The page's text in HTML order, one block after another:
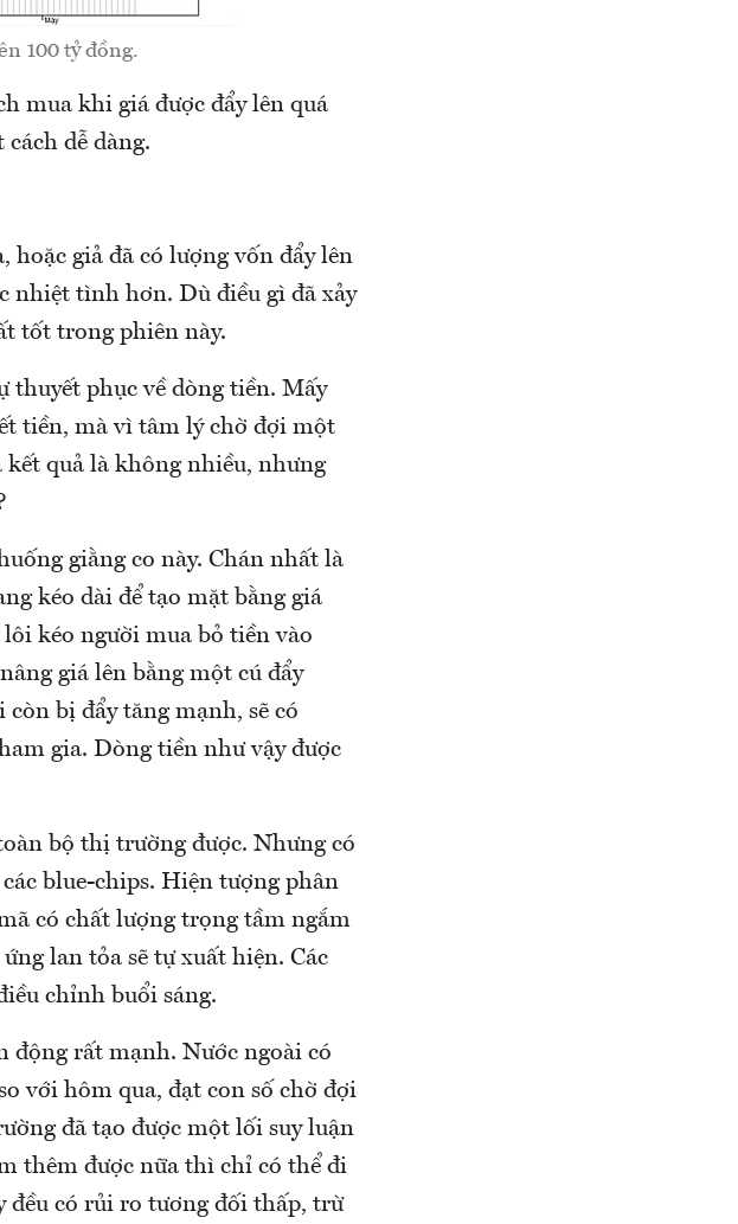
100 tỷ đồng.
mua khi giá được đẩy lên quá
dễ dàng.
hoặc giả đã có lượng vốn đẩy lên
nhiệt tình hơn. Dù điều gì đã xảy
tốt trong phiên này.
thuyết phục về dòng tiền. Mấy
tiền, mà vì tâm lý chờ đợi một
quả là không nhiều, nhưng
giằng co này. Chán nhất là
kéo dài để tạo mặt bằng giá
kéo người mua bỏ tiền vào
giá lên bằng một cú đẩy
bị đẩy tăng mạnh, sẽ có
gia. Dòng tiền như vậy được
bộ thị trường được. Nhưng có
blue-chips. Hiện tượng phân
có chất lượng trọng tầm ngắm
lan tỏa sẽ tự xuất hiện. Các
chỉnh buổi sáng.
động rất mạnh. Nước ngoài có
với hôm qua, đạt con số chờ đợi
đã tạo được một lối suy luận
thêm được nữa thì chỉ có thể đi
đều có rủi ro tương đối thấp, trừ